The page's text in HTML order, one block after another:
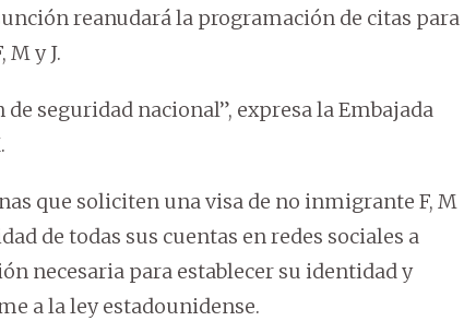
reanudará la programación de citas para
y J.
seguridad nacional”, expresa la Embajada
que soliciten una visa de no inmigrante F, M
de todas sus cuentas en redes sociales a
necesaria para establecer su identidad y
a la ley estadounidense.